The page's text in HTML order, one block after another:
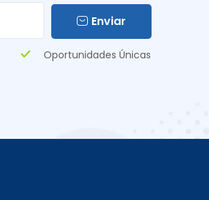
Enviar
Oportunidades Únicas